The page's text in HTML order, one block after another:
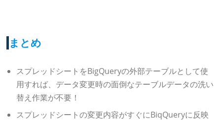
まとめ
スプレッドシートをBigQueryの外部テーブルとして使
用すれば、データ変更時の面倒なテーブルデータの洗い
替え作業が不要！
スプレッドシートの変更内容がすぐにBiqQueryに反映